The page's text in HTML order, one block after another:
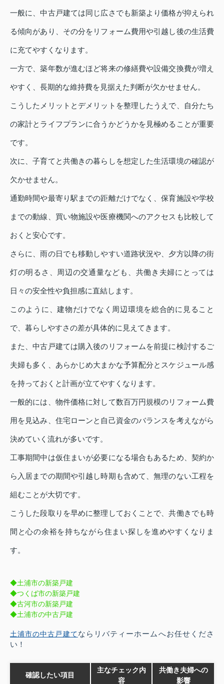
一般に、中古戸建ては同じ広さでも新築より価格が抑えられ
る傾向があり、その分をリフォーム費用や引越し後の生活費
に充てやすくなります。
一方で、築年数が進むほど将来の修繕費や設備交換費が増え
やすく、長期的な維持費を見据えた判断が欠かせません。
こうしたメリットとデメリットを整理したうえで、自分たち
の家計とライフプランに合うかどうかを見極めることが重要
です。
次に、子育てと共働きの暮らしを想定した生活環境の確認が
欠かせません。
通勤時間や最寄り駅までの距離だけでなく、保育施設や学校
までの動線、買い物施設や医療機関へのアクセスも比較して
おくと安心です。
さらに、雨の日でも移動しやすい道路状況や、夕方以降の街
灯の明るさ、周辺の交通量なども、共働き夫婦にとっては
日々の安全性や負担感に直結します。
このように、建物だけでなく周辺環境を総合的に見ること
で、暮らしやすさの差が具体的に見えてきます。
また、中古戸建ては購入後のリフォームを前提に検討するご
夫婦も多く、あらかじめ大まかな予算配分とスケジュール感
を持っておくと計画が立てやすくなります。
一般的には、物件価格に対して数百万円規模のリフォーム費
用を見込み、住宅ローンと自己資金のバランスを考えながら
決めていく流れが多いです。
工事期間中は仮住まいが必要になる場合もあるため、契約か
ら入居までの期間や引越し時期も含めて、無理のない工程を
組むことが大切です。
こうした段取りを早めに整理しておくことで、共働きでも時
間と心の余裕を持ちながら住まい探しを進めやすくなりま
す。
◆土浦市の新築戸建
◆つくば市の新築戸建
◆古河市の新築戸建
◆土浦市の中古戸建
土浦市の中古戸建てならリバティーホームへお任せくださ
い！
確認したい項目
主なチェック内
容
共働き夫婦への
影響